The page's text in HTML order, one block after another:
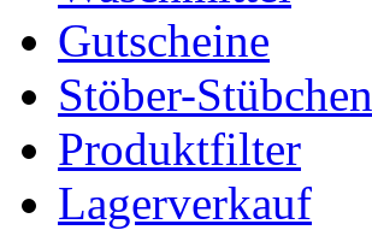
Gutscheine
Stöber-Stübchen
Produktfilter
Lagerverkauf